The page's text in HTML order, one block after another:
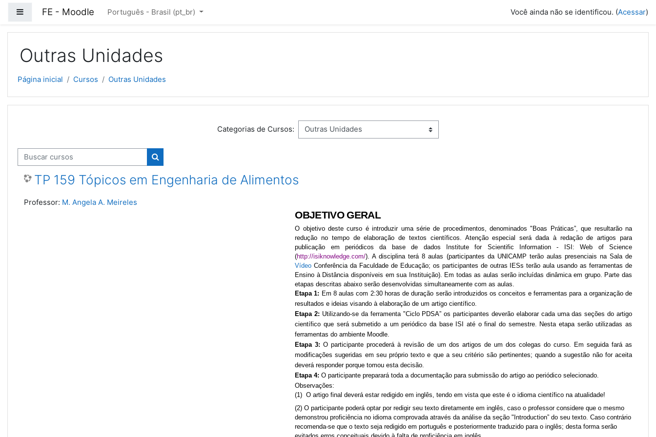
Painel lateral
FE - Moodle Português - Brasil ‎(pt_br)‎ Você ainda não se identificou. (Acessar)
Outras Unidades
Página inicial Cursos Outras Unidades
Categorias de Cursos:
Buscar cursos
Buscar cursos
TP 159 Tópicos em Engenharia de Alimentos
OBJETIVO GERAL
O objetivo deste curso é introduzir uma série de procedimentos, denominados "Boas Práticas”, que resultarão na
redução no tempo de elaboração de textos científicos. Atenção especial será dada à redação de artigos para
publicação em periódicos da base de dados
Institute for Scientific Information - ISI: Web of Science
(http://isiknowledge.com/). A disciplina terá 8 aulas (participantes da UNICAMP terão aulas presenciais na Sala de
Vídeo Conferência da Faculdade de Educação; os participantes de outras IESs terão aula usando as ferramentas de
Ensino à Distância disponíveis em sua Instituição). Em todas as aulas serão incluídas dinâmica em grupo. Parte das
etapas descritas abaixo serão desenvolvidas simultaneamente com as aulas.
Etapa 1: Em 8 aulas com 2:30 horas de duração serão introduzidos os conceitos e ferramentas para a organização de
resultados e ideias visando à elaboração de um artigo científico.
Etapa 2: Utilizando-se da ferramenta "Ciclo PDSA” os participantes deverão elaborar cada uma das seções do artigo
científico que será submetido a um periódico da base ISI até o final do semestre. Nesta etapa serão utilizadas as
ferramentas do ambiente Moodle.
Etapa 3:O participante procederá à revisão de um dos artigos de um dos colegas do curso. Em seguida fará as
modificações sugeridas em seu próprio texto e que a seu critério são pertinentes; quando a sugestão não for aceita
deverá responder porque tomou esta decisão.
Etapa 4: O participante preparará toda a documentação para submissão do artigo ao periódico selecionado.
Observações:
(1) O artigo final deverá estar redigido em inglês, tendo em vista que este é o idioma científico na atualidade!
(2) O participante poderá optar por redigir seu texto diretamente em inglês, caso o professor considere que o mesmo
demonstrou proficiência no idioma comprovada através da análise da seção "Introduction” do seu texto. Caso contrário
recomenda-se que o texto seja redigido em português e posteriormente traduzido para o inglês; desta forma serão
Professor: M. Angela A. Meireles